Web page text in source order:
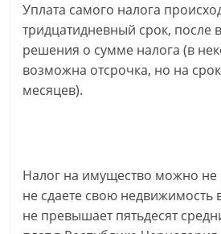
Уплата самого налога
тридцатидневный срок, после
решения о сумме налога (в
возможна отсрочка, но на
месяцев).
Налог на имущество можно не
не сдаете свою недвижимость
не превышает пятьдесят